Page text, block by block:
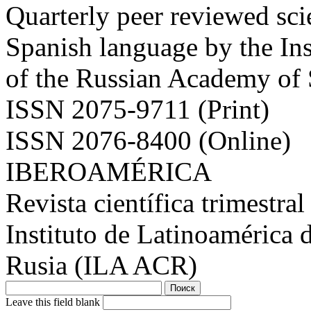
Quarterly peer reviewed
Spanish language by the
of the Russian Academy
ISSN 2075-9711 (Print)
ISSN 2076-8400 (Online)
IBEROAMÉRICA
Revista científica
Instituto de Latinoamérica
Rusia (ILA ACR)
Leave this field blank